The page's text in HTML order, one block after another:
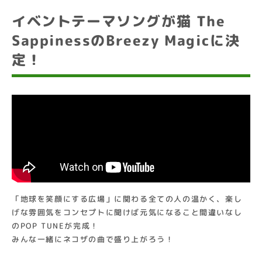
イベントテーマソングが猫 The
SappinessのBreezy Magicに決
定！
「地球を笑顔にする広場」に関わる全ての人の温かく、楽し
げな雰囲気をコンセプトに聞けば元気になること間違いなし
のPOP TUNEが完成！
みんな一緒にネコザの曲で盛り上がろう！